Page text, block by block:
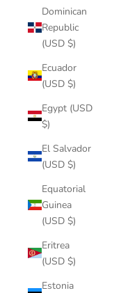
Dominican
Republic
(USD $)
Ecuador
(USD $)
Egypt (USD
$)
El Salvador
(USD $)
Equatorial
Guinea
(USD $)
Eritrea
(USD $)
Estonia